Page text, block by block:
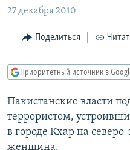
Вернутся
Вернутся
поиску
МНЕНИЯ
КУЛЬТУРА
КАВКАЗ.РЕАЛИИ
СЕВЕР.РЕАЛИИ
СИБИРЬ.РЕАЛИИ
27 декабря 2010
Поделиться
Приоритетный источник в
Пакистанские власти
террористом,
в городе Кхар на
женщина.